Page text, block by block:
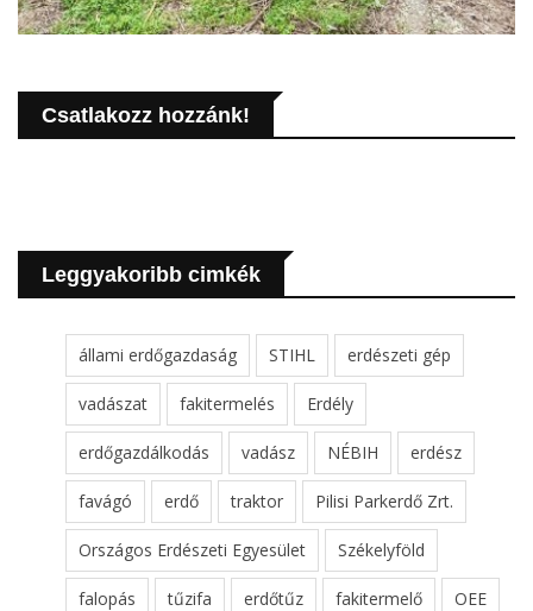
Csatlakozz hozzánk!
Leggyakoribb cimkék
állami erdőgazdaság STIHL erdészeti gép
vadászat fakitermelés Erdély
erdőgazdálkodás vadász NÉBIH erdész
favágó erdő traktor Pilisi Parkerdő Zrt.
Országos Erdészeti Egyesület Székelyföld
falopás tűzifa erdőtűz fakitermelő OEE